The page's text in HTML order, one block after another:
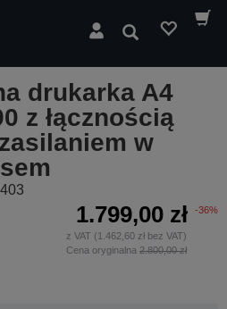
Wyszukaj
drukarka A4
z łącznością
w
1.799,00 zł -36%
z VAT (1.462,60 zł bez VAT)
Cena oryginalna 2.800,00 zł